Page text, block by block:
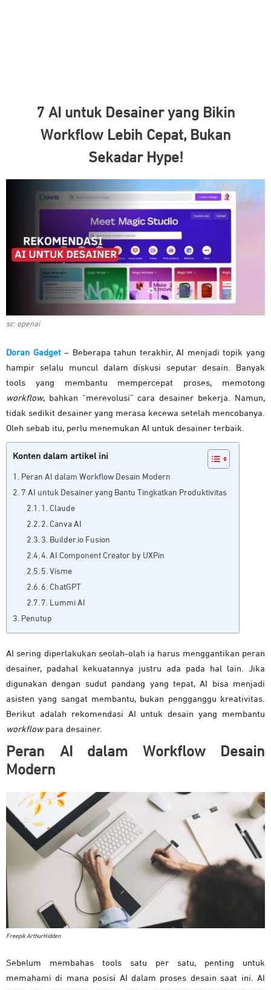
7 AI untuk Desainer yang Bikin
Workflow Lebih Cepat, Bukan
Sekadar Hype!
sc: openai
Doran Gadget– Beberapa tahun terakhir, AI menjadi topik yang
hampir selalu muncul dalam diskusi seputar desain. Banyak
tools yang membantu mempercepat proses, memotong
workflow, bahkan “merevolusi” cara desainer bekerja. Namun,
tidak sedikit desainer yang merasa kecewa setelah mencobanya.
Oleh sebab itu, perlu menemukan AI untuk desainer terbaik.
Konten dalam artikel ini
Peran AI dalam Workflow Desain Modern
7 AI untuk Desainer yang Bantu Tingkatkan Produktivitas
1. Claude
2. Canva AI
3. Builder.io Fusion
4. AI Component Creator by UXPin
5. Visme
6. ChatGPT
7. Lummi AI
Penutup
AI sering diperlakukan seolah-olah ia harus menggantikan peran
desainer, padahal kekuatannya justru ada pada hal lain. Jika
digunakan dengan sudut pandang yang tepat, AI bisa menjadi
asisten yang sangat membantu, bukan pengganggu kreativitas.
Berikut adalah rekomendasi AI untuk desain yang membantu
workflow para desainer.
Peran AI dalam Workflow Desain
Modern
Freepik ArthurHidden
Sebelum membahas tools satu per satu, penting untuk
memahami di mana posisi AI dalam proses desain saat ini. AI